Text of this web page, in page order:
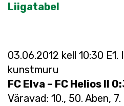
Liigatabel
03.06.2012 kell 10:30 E1.
kunstmuru
FC Elva – FC Helios II
Väravad: 10., 50. Aben, 7.